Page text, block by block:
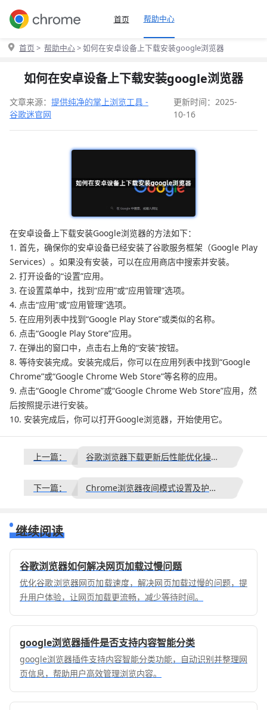
首页 帮助中心
首页 > 帮助中心> 如何在安卓设备上下载安装google浏览器
如何在安卓设备上下载安装google浏览器
文章来源： 提供纯净的掌上浏览工具 -
谷歌迷官网
更新时间：2025-
10-16
在安卓设备上下载安装Google浏览器的方法如下：
1. 首先，确保你的安卓设备已经安装了谷歌服务框架（Google Play
Services）。如果没有安装，可以在应用商店中搜索并安装。
2. 打开设备的“设置”应用。
3. 在设置菜单中，找到“应用”或“应用管理”选项。
4. 点击“应用”或“应用管理”选项。
5. 在应用列表中找到“Google Play Store”或类似的名称。
6. 点击“Google Play Store”应用。
7. 在弹出的窗口中，点击右上角的“安装”按钮。
8. 等待安装完成。安装完成后，你可以在应用列表中找到“Google
Chrome”或“Google Chrome Web Store”等名称的应用。
9. 点击“Google Chrome”或“Google Chrome Web Store”应用，然
后按照提示进行安装。
10. 安装完成后，你可以打开Google浏览器，开始使用它。
上一篇： 谷歌浏览器下载更新后性能优化操作技巧
下一篇： Chrome浏览器夜间模式设置及护眼实操
继续阅读
谷歌浏览器如何解决网页加载过慢问题
优化谷歌浏览器网页加载速度，解决网页加载过慢的问题，提
升用户体验，让网页加载更流畅，减少等待时间。
google浏览器插件是否支持内容智能分类
google浏览器插件支持内容智能分类功能，自动识别并整理网
页信息，帮助用户高效管理浏览内容。